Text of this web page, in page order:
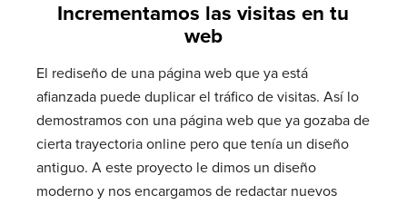
Incrementamos las visitas en tu
web
El rediseño de una página web que ya está
afianzada puede duplicar el tráfico de visitas. Así lo
demostramos con una página web que ya gozaba de
cierta trayectoria online pero que tenía un diseño
antiguo. A este proyecto le dimos un diseño
moderno y nos encargamos de redactar nuevos